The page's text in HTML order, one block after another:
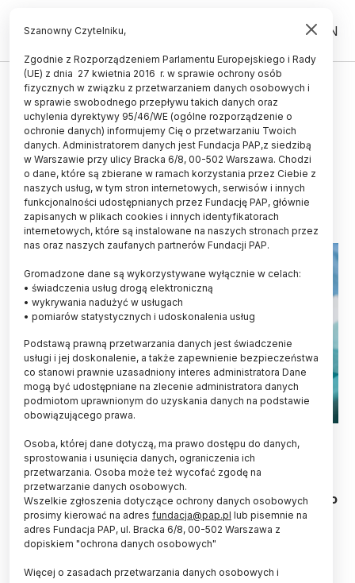
PL EN
ZDROWIE
Rzeszów/ Pionierska operacja -
lekarze usunęli guza nerki i
nadnercze
11.09.2024
aktualizacja: 11.09.2024
2 minuty czytania
Lekarze z Uniwersyteckiego Szpitala Klinicznego
w Rzeszowie podczas jednej operacji usunęli
pacjentowi guza nerki i nadnercze. W skali kraju to
innowacyjna i unikatowa procedura medyczna –
poinformował we wtorek szpital.
Operacja trwała trzy godziny i została wykonana w
Szanowny Czytelniku,
Zgodnie z Rozporządzeniem Parlamentu Europejskiego i Rady
(UE) z dnia 27 kwietnia 2016 r. w sprawie ochrony osób
fizycznych w związku z przetwarzaniem danych osobowych i
w sprawie swobodnego przepływu takich danych oraz
uchylenia dyrektywy 95/46/WE (ogólne rozporządzenie o
ochronie danych) informujemy Cię o przetwarzaniu Twoich
danych. Administratorem danych jest Fundacja PAP,z siedzibą
w Warszawie przy ulicy Bracka 6/8, 00-502 Warszawa. Chodzi
o dane, które są zbierane w ramach korzystania przez Ciebie z
naszych usług, w tym stron internetowych, serwisów i innych
funkcjonalności udostępnianych przez Fundację PAP, głównie
zapisanych w plikach cookies i innych identyfikatorach
internetowych, które są instalowane na naszych stronach przez
nas oraz naszych zaufanych partnerów Fundacji PAP.
Gromadzone dane są wykorzystywane wyłącznie w celach:
• świadczenia usług drogą elektroniczną
• wykrywania nadużyć w usługach
• pomiarów statystycznych i udoskonalenia usług
Podstawą prawną przetwarzania danych jest świadczenie
usługi i jej doskonalenie, a także zapewnienie bezpieczeństwa
co stanowi prawnie uzasadniony interes administratora Dane
mogą być udostępniane na zlecenie administratora danych
podmiotom uprawnionym do uzyskania danych na podstawie
obowiązującego prawa.
Osoba, której dane dotyczą, ma prawo dostępu do danych,
sprostowania i usunięcia danych, ograniczenia ich
przetwarzania. Osoba może też wycofać zgodę na
przetwarzanie danych osobowych.
Wszelkie zgłoszenia dotyczące ochrony danych osobowych
prosimy kierować na adres fundacja@pap.pl lub pisemnie na
adres Fundacja PAP, ul. Bracka 6/8, 00-502 Warszawa z
dopiskiem "ochrona danych osobowych"
Więcej o zasadach przetwarzania danych osobowych i